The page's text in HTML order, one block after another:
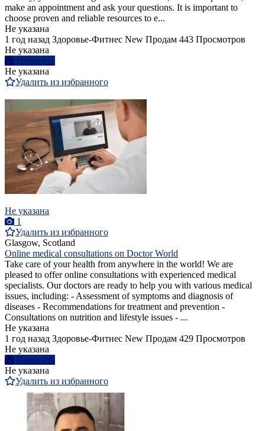
make an appointment and ask your questions. It is important to
choose proven and reliable resources to e...
Не указана
1 год назад Здоровье-Фитнес New Продам 443 Просмотров
Не указана
Написать
Не указана
Удалить из избранного
Не указана
1
Удалить из избранного
Glasgow, Scotland
Online medical consultations on Doctor World
Take care of your health from anywhere in the world! We are
pleased to offer online consultations with experienced medical
specialists. Our doctors are ready to help you with various medical
issues, including: - Assessment of symptoms and diagnosis of
diseases - Recommendations for treatment and prevention -
Consultations on nutrition and lifestyle issues - ...
Не указана
1 год назад Здоровье-Фитнес New Продам 429 Просмотров
Не указана
Написать
Не указана
Удалить из избранного